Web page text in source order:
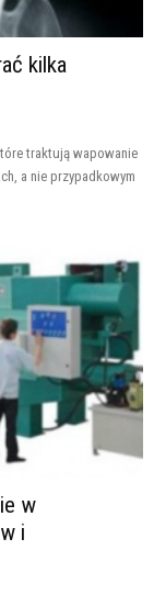
kilka
traktują wapowanie
a nie przypadkowym
w
i